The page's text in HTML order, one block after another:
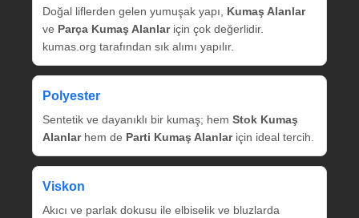
Doğal liflerden gelen yumuşak yapı, Kumaş Alanlar
ve Parça Kumaş Alanlariçin çok değerlidir.
kumas.org tarafından sık alımı yapılır.
Polyester
Sentetik ve dayanıklı bir kumaş; hem Stok Kumaş
Alanlarhem de Parti Kumaş Alanlariçin ideal tercih.
Viskon
Akıcı ve parlak dokusu ile elbiselik ve bluzlarda